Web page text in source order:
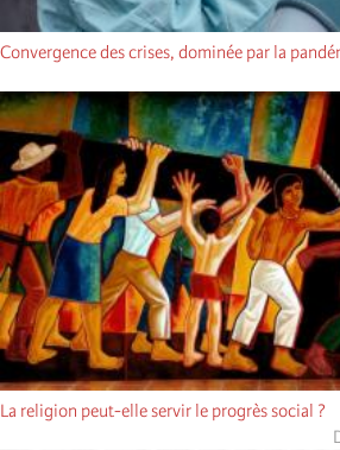
Convergence des crises, dominée par la
La religion peut-elle servir le progrès social ?